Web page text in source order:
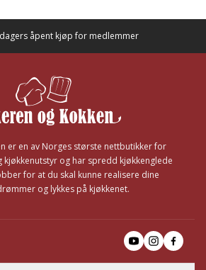
åpent kjøp for medlemmer
er en av Norges største nettbutikker for
kjøkkenutstyr og har spredd kjøkkenglede
for at du skal kunne realisere dine
og lykkes på kjøkkenet.